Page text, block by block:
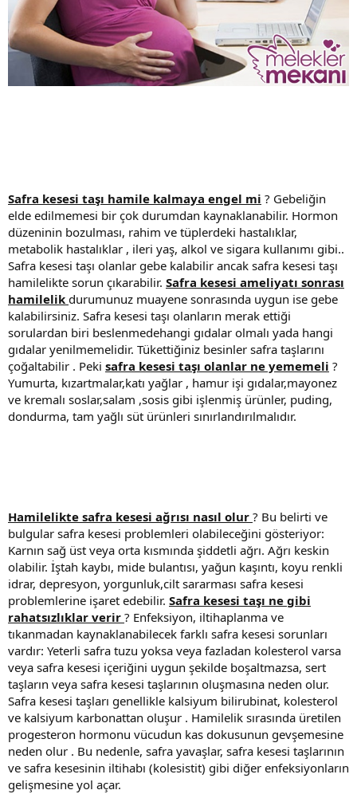
Safra kesesi taşı hamile kalmaya engel mi ? Gebeliğin
elde edilmemesi bir çok durumdan kaynaklanabilir. Hormon
düzeninin bozulması, rahim ve tüplerdeki hastalıklar,
metabolik hastalıklar , ileri yaş, alkol ve sigara kullanımı gibi..
Safra kesesi taşı olanlar gebe kalabilir ancak safra kesesi taşı
hamilelikte sorun çıkarabilir. Safra kesesi ameliyatı sonrası
hamilelik durumunuz muayene sonrasında uygun ise gebe
kalabilirsiniz. Safra kesesi taşı olanların merak ettiği
sorulardan biri beslenmedehangi gıdalar olmalı yada hangi
gıdalar yenilmemelidir. Tükettiğiniz besinler safra taşlarını
çoğaltabilir . Peki safra kesesi taşı olanlar ne yememeli ?
Yumurta, kızartmalar,katı yağlar , hamur işi gıdalar,mayonez
ve kremalı soslar,salam ,sosis gibi işlenmiş ürünler, puding,
dondurma, tam yağlı süt ürünleri sınırlandırılmalıdır.
Hamilelikte safra kesesi ağrısı nasıl olur ? Bu belirti ve
bulgular safra kesesi problemleri olabileceğini gösteriyor:
Karnın sağ üst veya orta kısmında şiddetli ağrı. Ağrı keskin
olabilir. İştah kaybı, mide bulantısı, yağun kaşıntı, koyu renkli
idrar, depresyon, yorgunluk,cilt sararması safra kesesi
problemlerine işaret edebilir. Safra kesesi taşı ne gibi
rahatsızlıklar verir ? Enfeksiyon, iltihaplanma ve
tıkanmadan kaynaklanabilecek farklı safra kesesi sorunları
vardır: Yeterli safra tuzu yoksa veya fazladan kolesterol varsa
veya safra kesesi içeriğini uygun şekilde boşaltmazsa, sert
taşların veya safra kesesi taşlarının oluşmasına neden olur.
Safra kesesi taşları genellikle kalsiyum bilirubinat, kolesterol
ve kalsiyum karbonattan oluşur . Hamilelik sırasında üretilen
progesteron hormonu vücudun kas dokusunun gevşemesine
neden olur . Bu nedenle, safra yavaşlar, safra kesesi taşlarının
ve safra kesesinin iltihabı (kolesistit) gibi diğer enfeksiyonların
gelişmesine yol açar.